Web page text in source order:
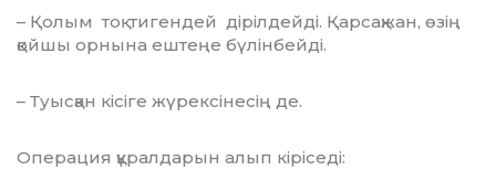
– Қолым тоқ тигендей дірілдейді. Қар­сақ­жан, өзің
қойшы орнына ештеңе бүлін­бейді.
– Туысқан кісіге жүрексінесің де.
Операция құралдарын алып кіріседі: